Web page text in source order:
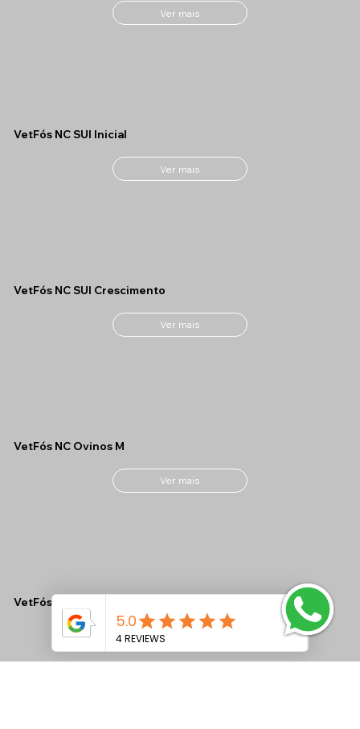
Ver mais
VetFós NC SUI Inicial
Ver mais
VetFós NC SUI Crescimento
Ver mais
VetFós NC Ovinos M
Ver mais
VetFós NC MAX CONF
Ver mais